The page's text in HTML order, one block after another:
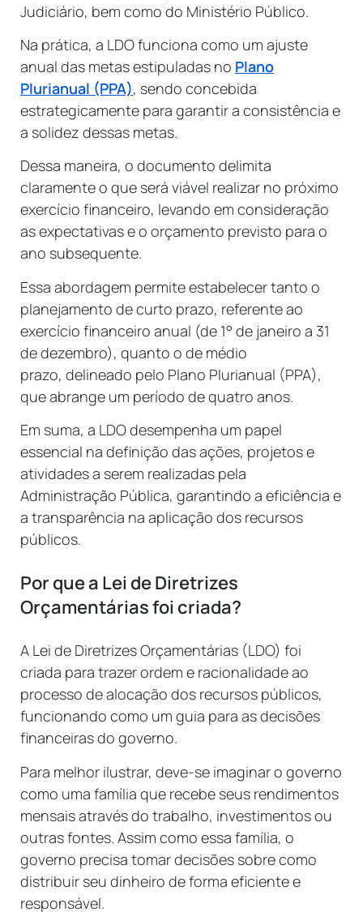
Judiciário, bem como do Ministério Público.
Na prática, a LDO funciona como um ajuste
anual das metas estipuladas no Plano
Plurianual (PPA), sendo concebida
estrategicamente para garantir a consistência e
a solidez dessas metas.
Dessa maneira, o documento delimita
claramente o que será viável realizar no próximo
exercício financeiro, levando em consideração
as expectativas e o orçamento previsto para o
ano subsequente.
Essa abordagem permite estabelecer tanto o
planejamento de curto prazo, referente ao
exercício financeiro anual (de 1° de janeiro a 31
de dezembro), quanto o de médio
prazo, delineado pelo Plano Plurianual (PPA),
que abrange um período de quatro anos.
Em suma, a LDO desempenha um papel
essencial na definição das ações, projetos e
atividades a serem realizadas pela
Administração Pública, garantindo a eficiência e
a transparência na aplicação dos recursos
públicos.
Por que a Lei de Diretrizes
Orçamentáriasfoi criada?
A Lei de Diretrizes Orçamentárias (LDO) foi
criada para trazer ordem e racionalidade ao
processo de alocação dos recursos públicos,
funcionando como um guia para as decisões
financeiras do governo.
Para melhor ilustrar, deve-se imaginar o governo
como uma família que recebe seus rendimentos
mensais através do trabalho, investimentos ou
outras fontes. Assim como essa família, o
governo precisa tomar decisões sobre como
distribuir seu dinheiro de forma eficiente e
responsável.